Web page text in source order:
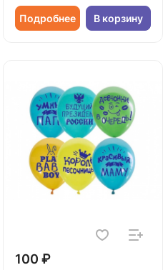
Подробнее В корзину
100 ₽